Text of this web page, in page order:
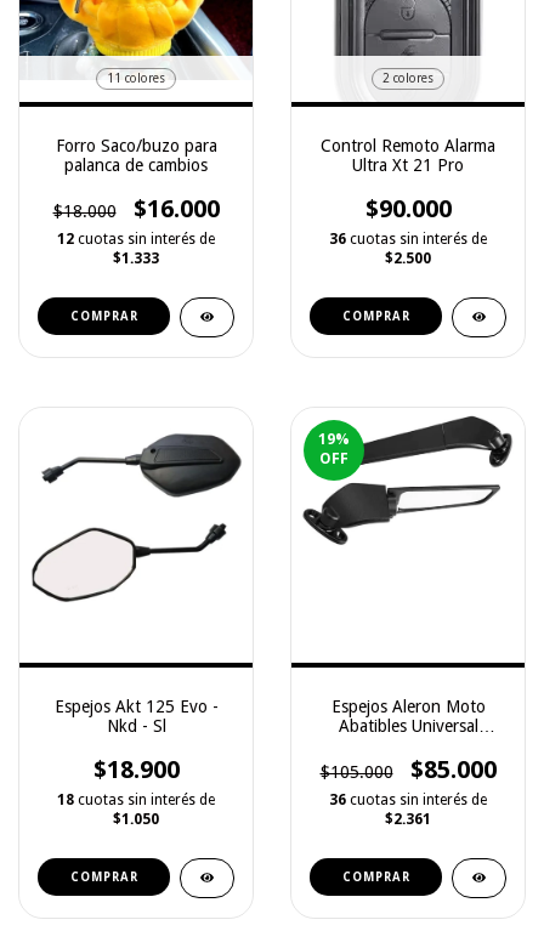
11 colores
Forro Saco/buzo para
palanca de cambios
$18.000 $16.000
12 cuotas sin interés de
$1.333
COMPRAR
2 colores
Control Remoto Alarma
Ultra Xt 21 Pro
$90.000
36 cuotas sin interés de
$2.500
COMPRAR
Espejos Akt 125 Evo -
Nkd - Sl
$18.900
18 cuotas sin interés de
$1.050
COMPRAR
19%
OFF
Espejos Aleron Moto
Abatibles Universal
$105.000
$85.000
36 cuotas sin interés de
$2.361
COMPRAR